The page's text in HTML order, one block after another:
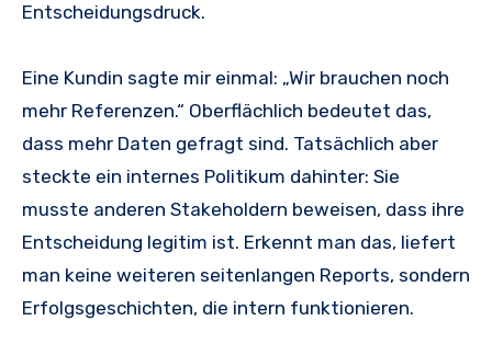
Entscheidungsdruck.
Eine Kundin sagte mir einmal: „Wir brauchen noch
mehr Referenzen.“ Oberflächlich bedeutet das,
dass mehr Daten gefragt sind. Tatsächlich aber
steckte ein internes Politikum dahinter: Sie
musste anderen Stakeholdern beweisen, dass ihre
Entscheidung legitim ist. Erkennt man das, liefert
man keine weiteren seitenlangen Reports, sondern
Erfolgsgeschichten, die intern funktionieren.